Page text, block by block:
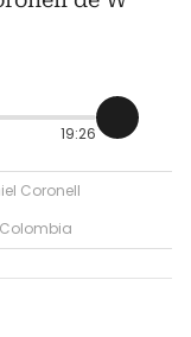
19:26
Coronell